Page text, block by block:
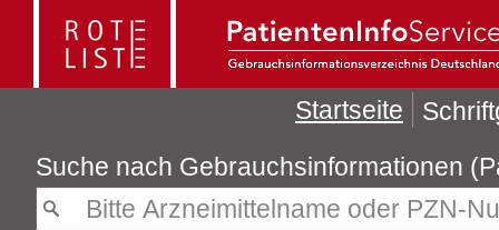
Suche nach
Startseite